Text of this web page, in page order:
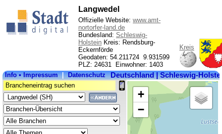
Langwedel
Offizielle Website: www.amt-
nortorfer-land.de
Bundesland: Schleswig-
Holstein Kreis: Rendsburg-
Eckernförde
Geodaten: 54.211724 9.931599
PLZ: 24631 Einwohner: 1403
Kreis